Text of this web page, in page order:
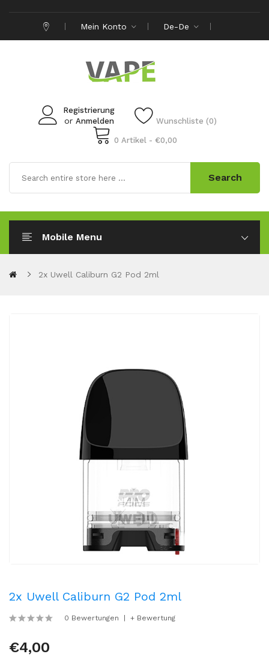
Mein Konto De-De
Registrierung
or Anmelden Wunschliste (0)
0 Artikel - €0,00
Search
Mobile Menu
2x Uwell Caliburn G2 Pod 2ml
2x Uwell Caliburn G2 Pod 2ml
0 Bewertungen + Bewertung
€4,00